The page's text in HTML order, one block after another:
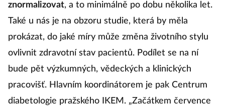
znormalizovat, a to minimálně po dobu několika let.
Také u nás je na obzoru studie, která by měla
prokázat, do jaké míry může změna životního stylu
ovlivnit zdravotní stav pacientů. Podílet se na ní
bude pět výzkumných, vědeckých a klinických
pracovišť. Hlavním koordinátorem je pak Centrum
diabetologie pražského IKEM. „Začátkem července